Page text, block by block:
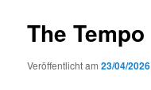
The Tempo
Veröffentlicht am23/04/2026